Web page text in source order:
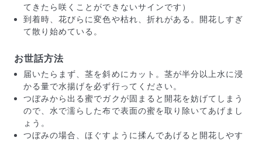
品を撮影したものです。お花は生き物なので、どうして
も色味やサイズ・咲き方に個体差はありますが、できる
だけ写真のイメージに近いものをお届けできるように人
てきたら咲くことができないサインです）
到着時、花びらに変色や枯れ、折れがある。開花しすぎ
て散り始めている。
お世話方法
届いたらまず、茎を斜めにカット。茎が半分以上水に浸
かる量で水揚げを必ず行ってください。
つぼみから出る蜜でガクが固まると開花を妨げてしまう
ので、水で濡らした布で表面の蜜を取り除いてあげまし
ょう。
つぼみの場合、ほぐすように揉んであげると開花しやす